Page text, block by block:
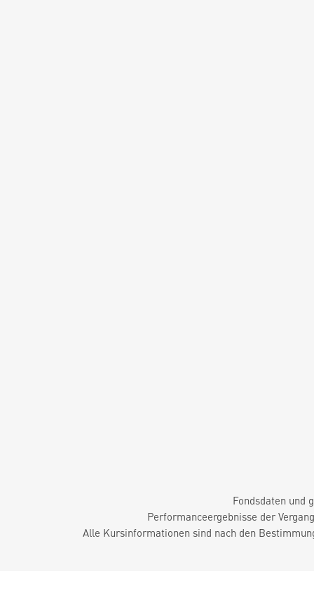
Fondsdaten und
Performanceergebnisse der
Alle Kursinformationen sind nach den